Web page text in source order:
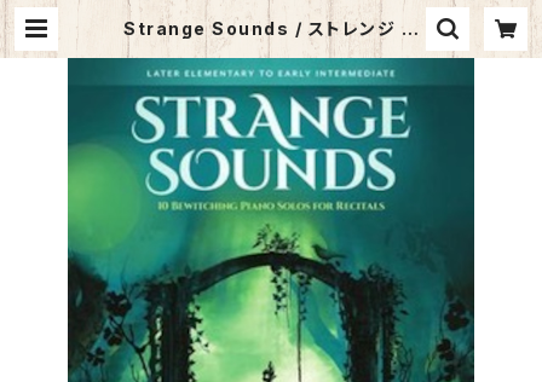
Strange Sounds / ストレンジ サ
ウンズ | サウンズ・ア・ラ・カルト オ
ンラインショップ